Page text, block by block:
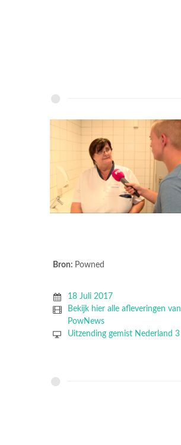
Bron: Powned
18 Juli 2017
Bekijk hier alle afleveringen van
PowNews
Uitzending gemist Nederland 3